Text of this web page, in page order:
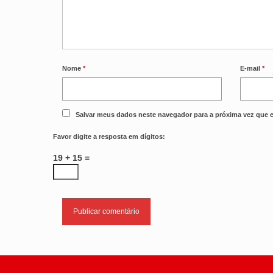
Nome * E-mail*
Salvar meus dados neste navegador para a próxima vez que
Favor digite a resposta em dígitos:
19 + 15 =